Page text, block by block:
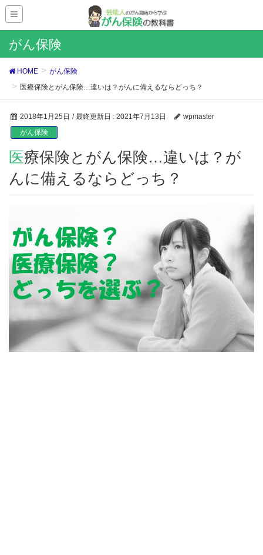
がん保険
HOME
がん保険
医療保険とがん保険…違いは？がんに備えるならどっち？
2018年1月25日 / 最終更新日 : 2021年7月13日
wpmaster
がん保険
医療保険とがん保険…違いは？が
んに備えるならどっち？